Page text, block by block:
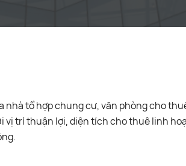
nhà tổ hợp chung cư, văn phòng cho
trí thuận lợi, diện tích cho thuê linh